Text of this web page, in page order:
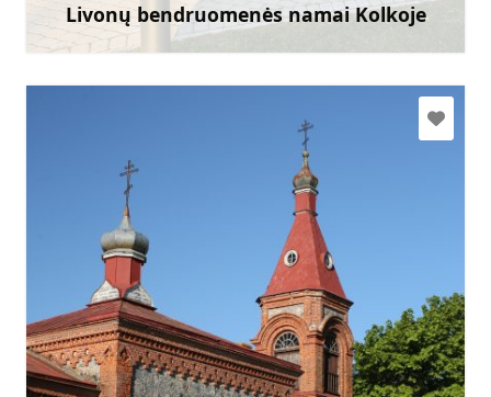
Livonų bendruomenės namai Kolkoje
Sužinoti daugiau